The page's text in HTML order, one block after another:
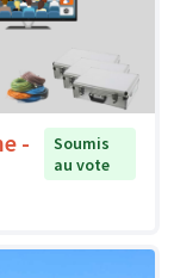
-
Soumis
au vote